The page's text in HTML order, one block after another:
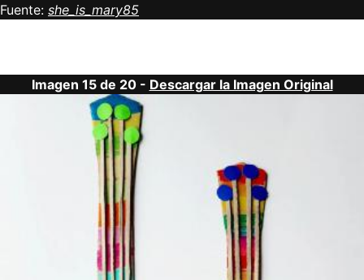
Fuente: she_is_mary85
Imagen 15 de 20 - Descargar la Imagen Original